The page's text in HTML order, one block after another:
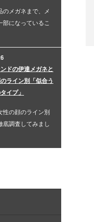
のメガネまで、メ
部になっているこ
ドの伊達メガネと
ライン別「似合う
イプ」
の顔のライン別
底調査してみまし